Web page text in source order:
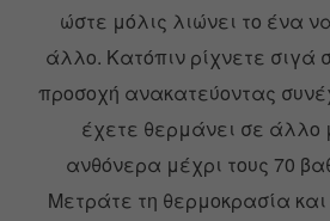
ώστε μόλις λιώνει το ένα
άλλο. Κατόπιν ρίχνετε σιγά
προσοχή ανακατεύοντας
έχετε θερμάνει σε άλλο
ανθόνερα μέχρι τους 70
Μετράτε τη θερμοκρασία